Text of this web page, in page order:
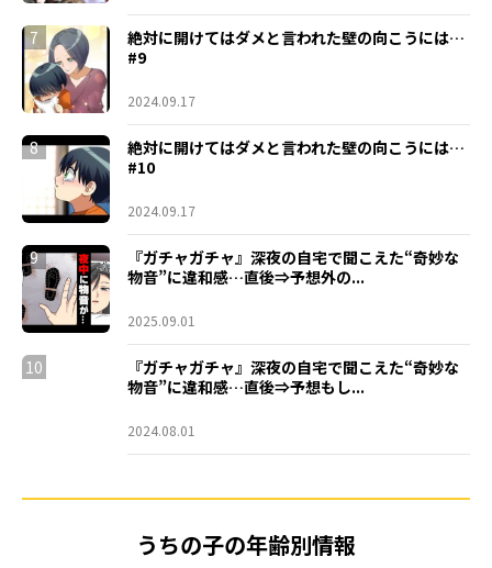
7
絶対に開けてはダメと言われた壁の向こうには…
#9
2024.09.17
8
絶対に開けてはダメと言われた壁の向こうには…
#10
2024.09.17
9
『ガチャガチャ』深夜の自宅で聞こえた“奇妙な
物音”に違和感…直後⇒予想外の...
2025.09.01
10
『ガチャガチャ』深夜の自宅で聞こえた“奇妙な
物音”に違和感…直後⇒予想もし...
2024.08.01
うちの子の年齢別情報